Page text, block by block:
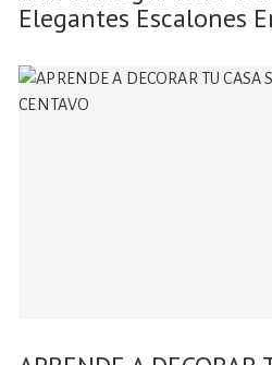
Elegantes Escalones